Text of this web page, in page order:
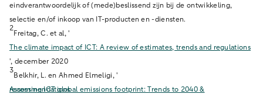
eindverantwoordelijk of (mede)beslissend zijn bij de ontwikkeling,
selectie en/of inkoop van IT-producten en -diensten.
2
Freitag, C. et al, '
The climate impact of ICT: A review of estimates, trends and regulations
', december 2020
3
Belkhir, L. en Ahmed Elmeligi, '
Assessing ICT global emissions footprint: Trends to 2040 & recommendations